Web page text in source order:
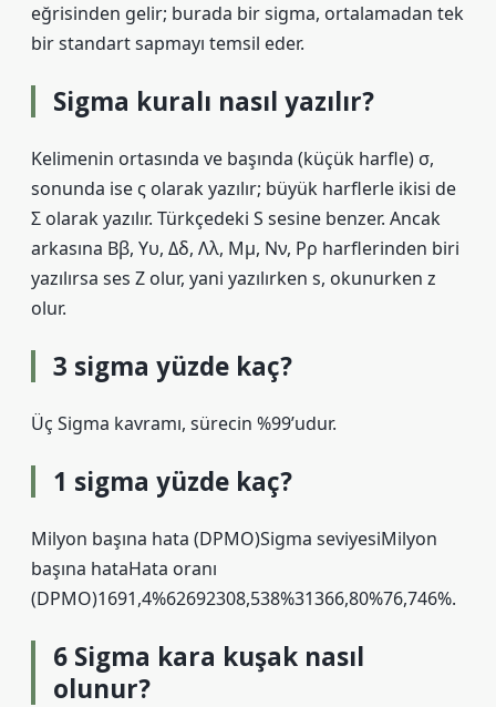
eğrisinden gelir; burada bir sigma, ortalamadan tek
bir standart sapmayı temsil eder.
Sigma kuralı nasıl yazılır?
Kelimenin ortasında ve başında (küçük harfle) σ,
sonunda ise ς olarak yazılır; büyük harflerle ikisi de
Σ olarak yazılır. Türkçedeki S sesine benzer. Ancak
arkasına Ββ, Υυ, Δδ, Λλ, Μμ, Νν, Ρρ harflerinden biri
yazılırsa ses Z olur, yani yazılırken s, okunurken z
olur.
3 sigma yüzde kaç?
Üç Sigma kavramı, sürecin %99’udur.
1 sigma yüzde kaç?
Milyon başına hata (DPMO)Sigma seviyesiMilyon
başına hataHata oranı
(DPMO)1691,4%62692308,538%31366,80%76,746%.
6 Sigma kara kuşak nasıl
olunur?